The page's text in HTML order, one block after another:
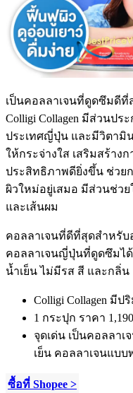
เป็นคอลลาเจนที่ดูดซึมดีที่
Colligi Collagen มีส่วนประ
ประเทศญี่ปุ่น และมีวิตามิ
ให้กระจ่างใส เสริมสร้าง
ประสิทธิภาพดียิ่งขึ้น ช่วย
ผิวใหม่อยู่เสมอ มีส่วนช่วย
และเส้นผม
คอลลาเจนที่ดีที่สุดสำหรับ
คอลลาเจนญี่ปุ่นที่ดูดซึมไ
น้ำเย็น ไม่มีรส สี และกลิ่น
Colligi Collagen มีป
1 กระปุก ราคา 1,190
จุดเด่น เป็นคอลลา
เย็น คอลลาเจนแบ
ซื้อที่ Shopee >